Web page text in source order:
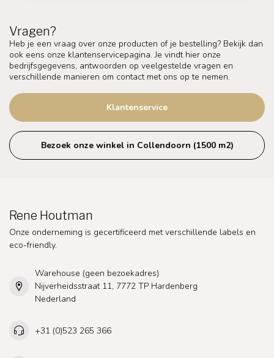
Vragen?
Heb je een vraag over onze producten of je bestelling? Bekijk dan
ook eens onze klantenservicepagina. Je vindt hier onze
bedrijfsgegevens, antwoorden op veelgestelde vragen en
verschillende manieren om contact met ons op te nemen.
Klantenservice
Bezoek onze winkel in Collendoorn (1500 m2)
Rene Houtman
Onze onderneming is gecertificeerd met verschillende labels en
eco-friendly.
Warehouse (geen bezoekadres)
Nijverheidsstraat 11, 7772 TP Hardenberg
Nederland
+31 (0)523 265 366